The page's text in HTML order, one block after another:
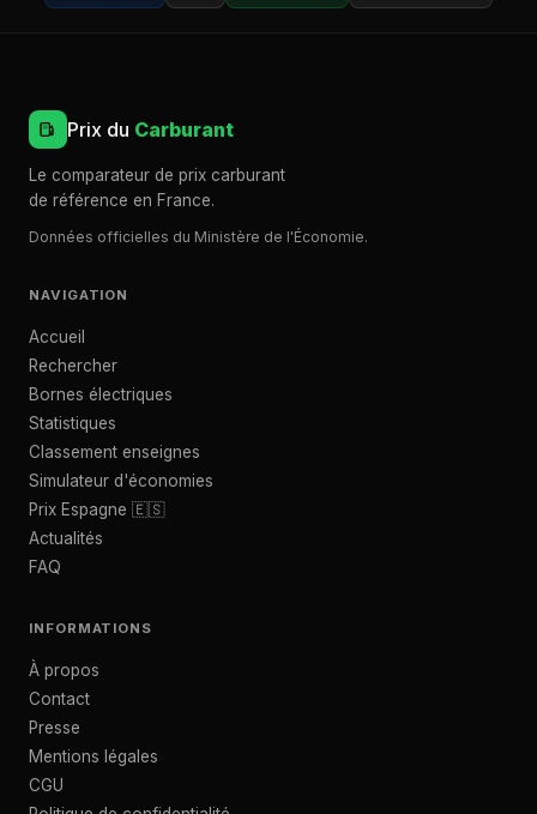
Prix du Carburant
Le comparateur de prix carburant
de référence en France.
Données officielles du Ministère de l'Économie.
NAVIGATION
Accueil
Rechercher
Bornes électriques
Statistiques
Classement enseignes
Simulateur d'économies
Prix Espagne 🇪🇸
Actualités
FAQ
INFORMATIONS
À propos
Contact
Presse
Mentions légales
CGU